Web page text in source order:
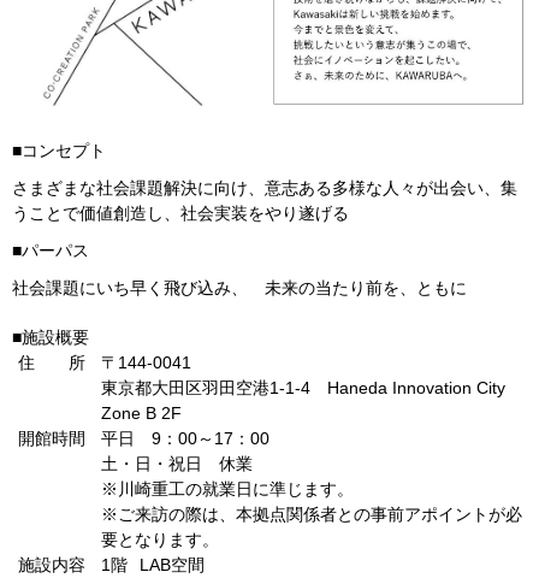
■コンセプト
さまざまな社会課題解決に向け、意志ある多様な人々が出会い、集
うことで価値創造し、 社会実装をやり遂げる
■パーパス
社会課題にいち早く飛び込み、 未来の当たり前を、ともに
■施設概要
住 所
〒144-0041
東京都大田区羽田空港1-1-4 Haneda Innovation City
Zone B 2F
開館時間
平日 9：00～17：00
土・日・祝日 休業
※川崎重工の就業日に準じます。
※ご来訪の際は、本拠点関係者との事前アポイントが必
要となります。
施設内容
1階
LAB空間